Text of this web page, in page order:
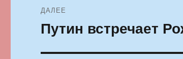
ДАЛЕЕ
Следующая
запись:
Путин встречает